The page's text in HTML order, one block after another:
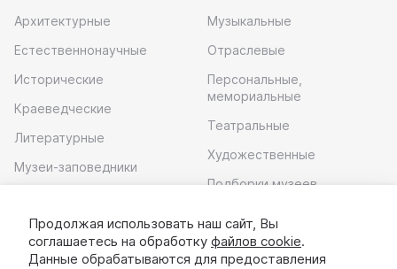
Архитектурные
Естественнонаучные
Исторические
Краеведческие
Литературные
Музеи-заповедники
Музыкальные
Отраслевые
Персональные,
мемориальные
Театральные
Художественные
Подборки музеев
Скачать приложение
Продолжая использовать наш сайт, Вы
соглашаетесь на обработку файлов cookie.
Данные обрабатываются для предоставления